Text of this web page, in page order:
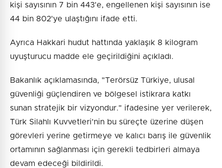
kişi sayısının 7 bin 443'e, engellenen kişi sayısının ise
44 bin 802'ye ulaştığını ifade etti.
Ayrıca Hakkari hudut hattında yaklaşık 8 kilogram
uyuşturucu madde ele geçirildiğini açıkladı.
Bakanlık açıklamasında, "Terörsüz Türkiye, ulusal
güvenliği güçlendiren ve bölgesel istikrara katkı
sunan stratejik bir vizyondur." ifadesine yer verilerek,
Türk Silahlı Kuvvetleri'nin bu süreçte üzerine düşen
görevleri yerine getirmeye ve kalıcı barış ile güvenlik
ortamının sağlanması için gerekli tedbirleri almaya
devam edeceği bildirildi.